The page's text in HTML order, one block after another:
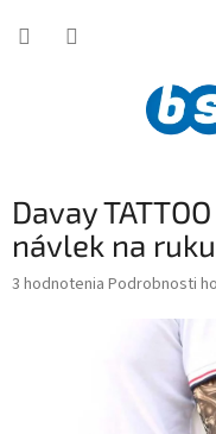
Davay
návlek na
Priemerné
3 hodnotenia Podrobnosti